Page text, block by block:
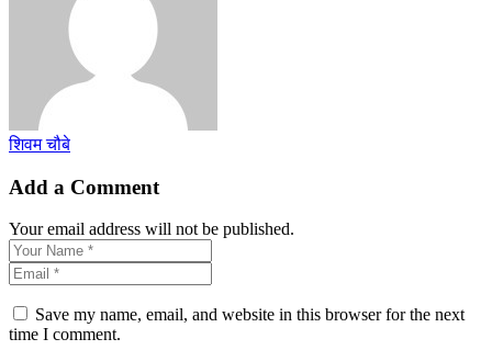
शिवम चौबे
Add a Comment
Your email address will not be published.
Save my name, email, and website in this browser for the next
time I comment.